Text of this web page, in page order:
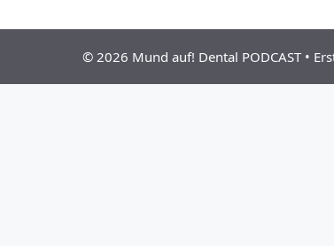
© 2026 Mund auf! Dental PODCAST•